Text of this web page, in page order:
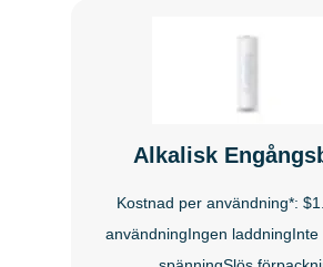
Alkalisk
Kostnad per användning*:
användningIngen laddningInte